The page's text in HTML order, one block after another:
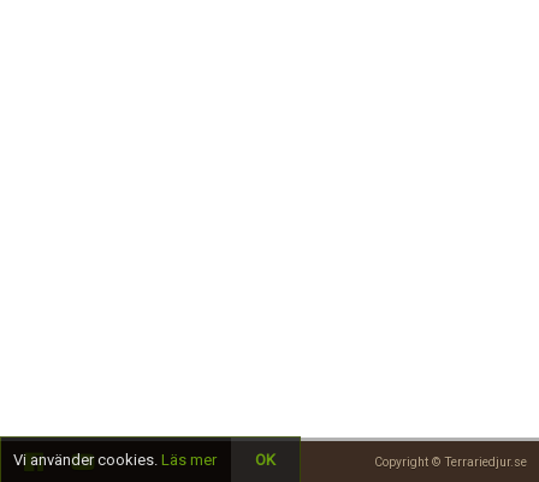
Copyright © Terrariedjur.se
Vi använder cookies. Läs mer OK